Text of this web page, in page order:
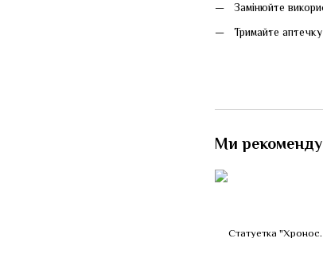
Замінюйте
Тримайте аптечку
Ми